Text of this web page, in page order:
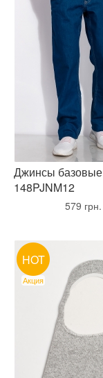
Джинсы базовые
148PJNM12
579 грн.
HOT
Акция